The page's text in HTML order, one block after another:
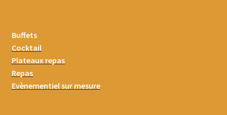
Buffets
Cocktail
Plateaux repas
Repas
Evènementiel sur mesure